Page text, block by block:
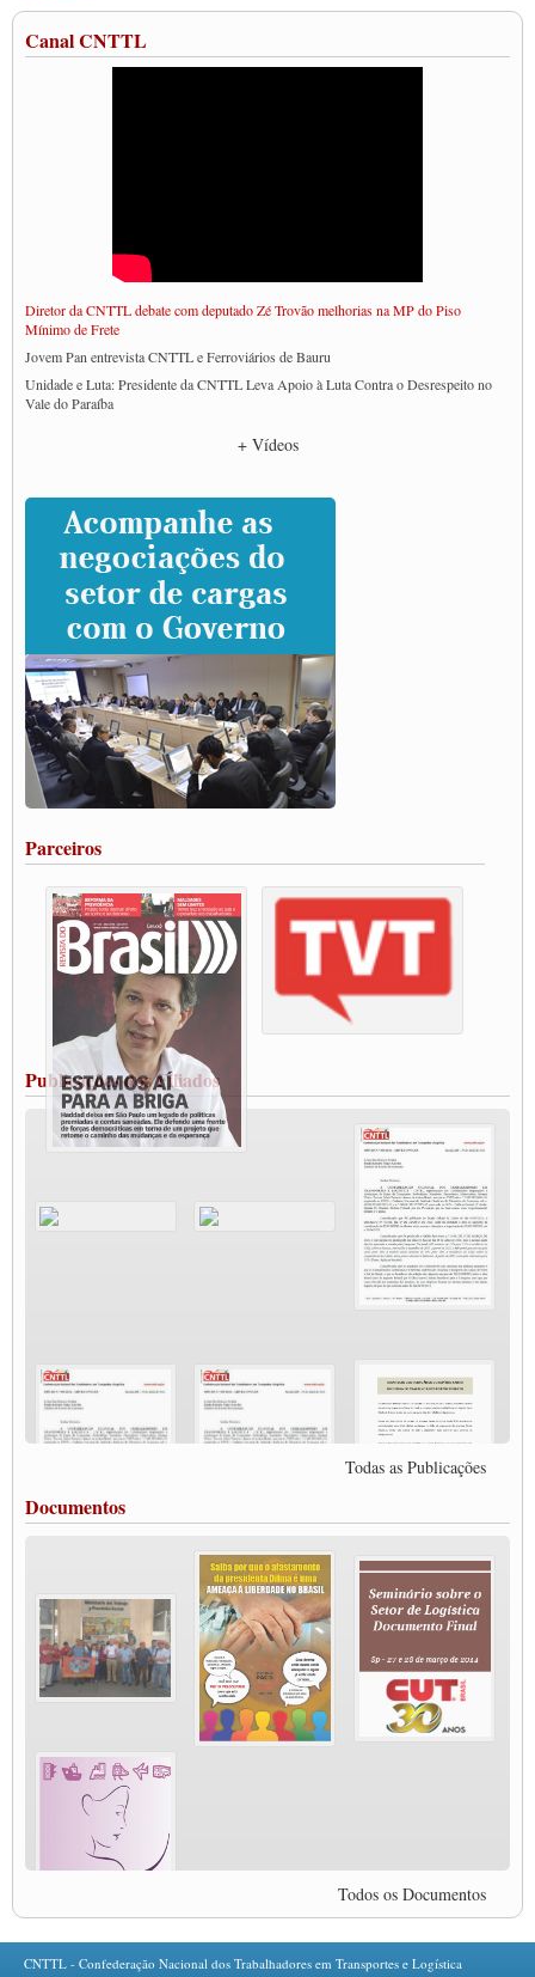
Canal CNTTL
Diretor da CNTTL debate com deputado Zé Trovão melhorias na MP do Piso
Mínimo de Frete
Jovem Pan entrevista CNTTL e Ferroviários de Bauru
Unidade e Luta: Presidente da CNTTL Leva Apoio à Luta Contra o Desrespeito no
Vale do Paraíba
Caminhoneiros prometem paralisação e cobram diálogo com Lula
CNTTL e lideranças de caminhoneiros participam de debate sobre saúde nas
rodovias
Paulinho e Litti debatem política global para transporte rodoviário de cargas na
SUTCRA no Uruguai
Grande Conquista da Categoria transporte de Cargas e Caminhoneiros Autonomos
ENCONTRO INTERNACIONAL EM APOIO A CLASSE TRABALHADORA
DO BRASIL E A ELEIÇÃO 2022
Carta às Brasileiras e aos Brasileiros em Defesa do Estado Democrático de Direito
Paulinho, presidente da CNTTL, faz balanço do 3º Congresso da CNTTL
Caminhoneiros aprovam greve a partir do 1º de novembro
Rodoviários de Feira Santana fazem Assembleia para avaliar proposta de reajuste
salarial
Vacina Já: Lockdown de 24 horas dos trabalhadores em transportes está mantido,
Condutores de Guarulhos farão greve sanitária nesta terça-feira (20)
Paralisação dos Caminhoneiros na #BR285, entrocamento que liga o Mercosul ao
Rio Grande
Caminhoneiros bloqueiam duas faixas na Castello Branco e fazem protesto
Modal-Live #13 Aumento da Violência Contra Mulher e o Adoecimento da Classe
Trabalhadora em Tempos de Pandemia
MODAL-LIVE#12 POLÍTICAS PÚBLICAS DE TRANSPORTE PARA A
CLASSE TRABALHADORA E ELEIÇÕES NA PANDEMIA
MODAL-LIVE#11 POLÍTICAS PÚBLICAS DE TRANSPORTE
JUVENTUDE DO TRANSPORTE: POR QUE DEVEMOS NOS ORGANIZAR?
Fabio Primo testa positivo para Coronavírus, mas está bem de saúde
Modal-Live#9 Quais são os direitos dos trabalhador@s que contraem a Covid-19 na
Participe da Campanha Fora Bolsonaro
CNTTL e FECOOTAC apoiam Campanha de testes de COVID-19 para
MODAL-LIVE#8 - Lideranças sindicais da CNTTL, CGTB e dos caminhoneiros
O PAPEL DA ITF E FUTAC NAS LUTAS, EMPREGO, DIREITOS EM
ESCALA GLOBAL E DA DEFESA DA VIDA
Modal-Live #6: Com participação especial do professor da Unisinos e Doutor em
Ciências da Comunicação da USP, Rafael Grohmann, que coordena uma pesquisa
MODAL-LIVE #5 IMPACTOS DA COVID-19 NO TRABALHO VIÁRIO
(15/06/2020)
MODAL-LIVE #4 A privatização da gestão portuária e a Pandemia (9/06/2020)
MODAL-LIVE #4 A privatização da gestão portuária e a Pandemia (9/06/2020)
MODAL-LIVE #3 Impactos da COVID-19 na aviação (8/06/2020)
MODAL-LIVE #3 Impactos da COVID-19 na aviação (8/06/2020)
MODAL-LIVE #3 Impactos da COVID-19 na aviação (8/06/2020)
MODAL-LIVE #3 Impactos da COVID-19 na aviação (8/06/2020)
MODAL-LIVE #2 Os Impactos da COVID-19 no Trabalho Metroferroviário
(2/06/2020)
MODAL-LIVE #1 Data-base da categoria rodoviária e a pandemia de COVID-19
Paulinho, presidente da CNTTL, fala sobre a Greve dos Caminhoneiros anunciada
para o dia 16/12/2019
Damaso Dias - RUTA 100 - México
+ Vídeos
Parceiros
Publicações dos Filiados
Todas as Publicações
Documentos
Todos os Documentos
CNTTL - Confederação Nacional dos Trabalhadores em Transportes e Logística